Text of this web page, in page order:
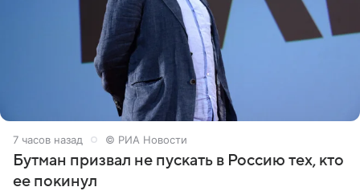
7 часов назад © РИА Новости
Бутман призвал не пускать в Россию тех, кто
ее покинул